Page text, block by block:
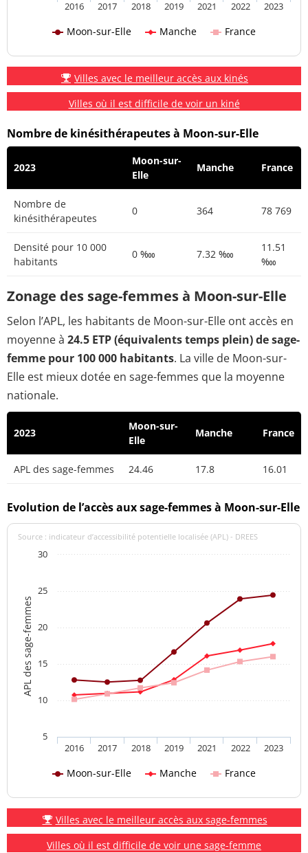
Moon-sur-Elle Manche France
2016 2017 2018 2019 2021 2022 2023
Villes avec le meilleur accès aux kinés
Villes où il est difficile de voir un kiné
Nombre de kinésithérapeutes à Moon-sur-Elle
2023
Moon-sur-
Elle
Manche France
Nombre de
kinésithérapeutes
0 364 78 769
Densité pour 10 000
habitants
0 ‱ 7.32 ‱
11.51
‱
Zonage des sage-femmes à Moon-sur-Elle
Selon l’APL, les habitants de Moon-sur-Elle ont accès en
moyenne à 24.5 ETP (équivalents temps plein) de sage-
femme pour 100 000 habitants. La ville de Moon-sur-
Elle est mieux dotée en sage-femmes que la moyenne
nationale.
2023
Moon-sur-
Elle
Manche France
APL des sage-femmes 24.46 17.8 16.01
Evolution de l’accès aux sage-femmes à Moon-sur-Elle
APL des sage-femmes
Source : indicateur d’accessibilité potentielle localisée (APL) - DREES
Moon-sur-Elle Manche France
2016 2017 2018 2019 2021 2022 2023
5
10
15
20
25
30
Villes avec le meilleur accès aux sage-femmes
Villes où il est difficile de voir une sage-femme